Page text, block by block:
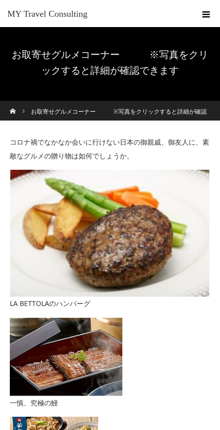
MY Travel Consulting
お取寄せグルメコーナー ※写真をクリ
ックすると詳細が確認できます
お取寄せグルメコーナー ※写真をクリックすると詳細が確認
コロナ禍でなかなか会いに行けない日本の御親戚、御友人に、素
敵なグルメの贈り物は如何でしょうか。
LA BETTOLAのハンバーグ
一慎、究極の鰻